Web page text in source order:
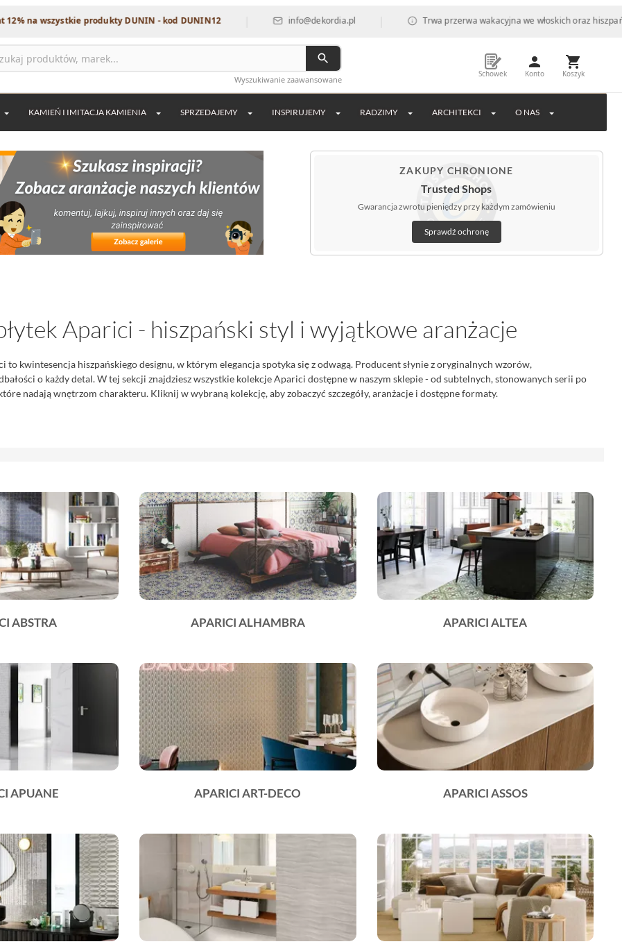
produkty DUNIN - kod DUNIN12 | info@dekordia.pl | Trwa przerwa wakacyjna we włoskich oraz hiszpańskich
Wyszukiwanie zaawansowane
Schowek Konto Koszyk
KAMIEŃ I IMITACJA KAMIENIA SPRZEDAJEMY INSPIRUJEMY RADZIMY ARCHITEKCI O NAS
ZAKUPY CHRONIONE
Trusted Shops
Gwarancja zwrotu pieniędzy przy każdym zamówieniu
Sprawdź ochronę
Aparici - hiszpański styl i wyjątkowe aranżacje
to kwintesencja hiszpańskiego designu, w którym elegancja spotyka się z odwagą. Producent słynie z oryginalnych wzorów,
o każdy detal. W tej sekcji znajdziesz wszystkie kolekcje Aparici dostępne w naszym sklepie - od subtelnych, stonowanych serii po
nadają wnętrzom charakteru. Kliknij w wybraną kolekcję, aby zobaczyć szczegóły, aranżacje i dostępne formaty.
ABSTRA APARICI ALHAMBRA APARICI ALTEA
APUANE APARICI ART-DECO APARICI ASSOS